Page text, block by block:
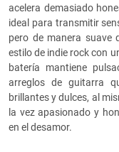
acelera demasiado
ideal para transmitir
pero de manera suave
estilo de indie rock con
batería mantiene
arreglos de guitarra
brillantes y dulces, al
la vez apasionado y
en el desamor.